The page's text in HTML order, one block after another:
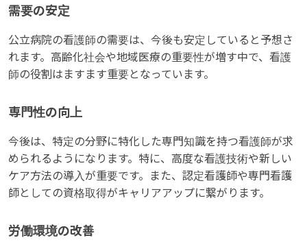
需要の安定
公立病院の看護師の需要は、今後も安定していると予想さ
れます。高齢化社会や地域医療の重要性が増す中で、看護
師の役割はますます重要となっています。
専門性の向上
今後は、特定の分野に特化した専門知識を持つ看護師が求
められるようになります。特に、高度な看護技術や新しい
ケア方法の導入が重要です。また、認定看護師や専門看護
師としての資格取得がキャリアアップに繋がります。
労働環境の改善